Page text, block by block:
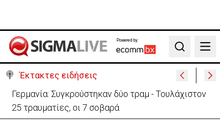
Powered by:
Search
Έκτακτες ειδήσεις
Γερμανία: Συγκρούστηκαν δύο τραμ - Τουλάχιστον
25 τραυματίες, οι 7 σοβαρά